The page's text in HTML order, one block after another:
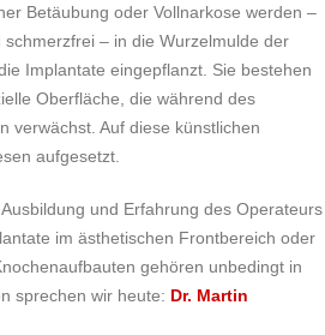
Betäubung oder Vollnarkose werden –
schmerzfrei – in die Wurzelmulde der
Implantate eingepflanzt. Sie bestehen
Oberfläche, die während des
verwächst. Auf diese künstlichen
aufgesetzt.
und Erfahrung des Operateurs
im ästhetischen Frontbereich oder
gehören unbedingt in
sprechen wir heute: Dr. Martin